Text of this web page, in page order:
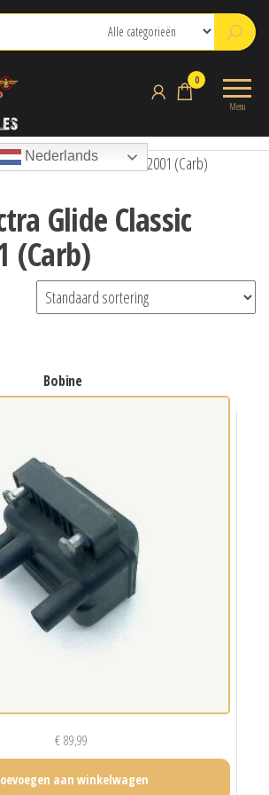
Menu
0
Nederlands
Electra Glide Classic 1999-2001 (Carb)
Glide Classic
(Carb)
bobine
€89,99
aan winkelwagen